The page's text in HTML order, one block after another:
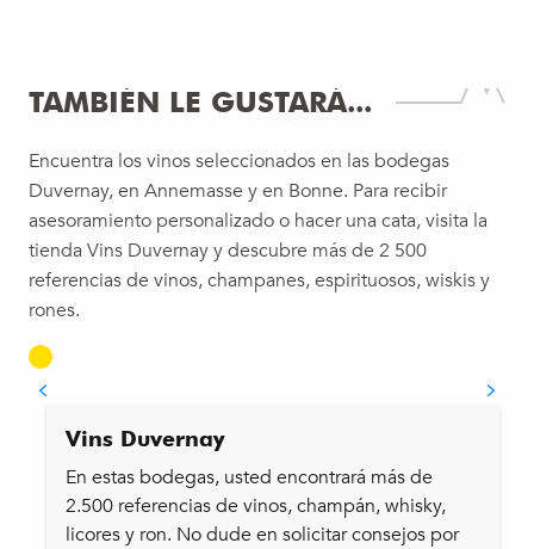
TAMBIÉN LE GUSTARÁ...
Encuentra los vinos seleccionados en las bodegas
Duvernay, en Annemasse y en Bonne. Para recibir
asesoramiento personalizado o hacer una cata, visita la
tienda Vins Duvernay y descubre más de 2 500
referencias de vinos, champanes, espirituosos, wiskis y
rones.
Vins Duvernay
En estas bodegas, usted encontrará más de
2.500 referencias de vinos, champán, whisky,
licores y ron. No dude en solicitar consejos por